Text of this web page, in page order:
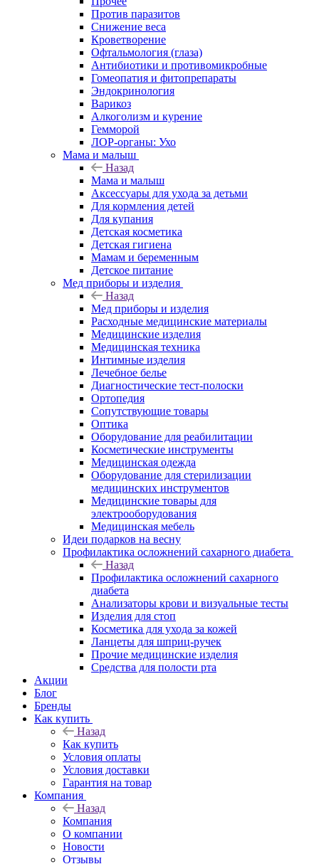
Против паразитов
Снижение веса
Кроветворение
Офтальмология (глаза)
Антибиотики и противомикробные
Гомеопатия и фитопрепараты
Эндокринология
Варикоз
Алкоголизм и курение
Гемморой
ЛОР-органы: Ухо
Мама и малыш
Назад
Мама и малыш
Аксессуары для ухода за детьми
Для кормления детей
Для купания
Детская косметика
Детская гигиена
Мамам и беременным
Детское питание
Мед приборы и изделия
Назад
Мед приборы и изделия
Расходные медицинские материалы
Медицинские изделия
Медицинская техника
Интимные изделия
Лечебное белье
Диагностические тест-полоски
Ортопедия
Сопутствующие товары
Оптика
Оборудование для реабилитации
Косметические инструменты
Медицинская одежда
Оборудование для стерилизации
медицинских инструментов
Медицинские товары для
электрооборудования
Медицинская мебель
Идеи подарков на весну
Профилактика осложнений сахарного диабета
Назад
Профилактика осложнений сахарного
диабета
Анализаторы крови и визуальные тесты
Изделия для стоп
Косметика для ухода за кожей
Ланцеты для шприц-ручек
Прочие медицинские изделия
Средства для полости рта
Акции
Блог
Бренды
Как купить
Назад
Как купить
Условия оплаты
Условия доставки
Гарантия на товар
Компания
Назад
Компания
О компании
Новости
Отзывы